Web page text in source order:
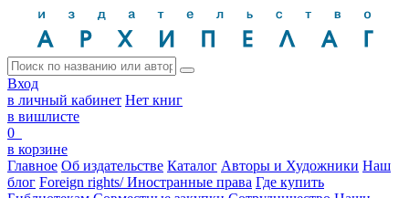
Вход
в личный кабинет Нет книг
в вишлисте
0
в корзине
Главное Об издательстве Каталог Авторы и Художники Наш
блог Foreign rights/ Иностранные права Где купить